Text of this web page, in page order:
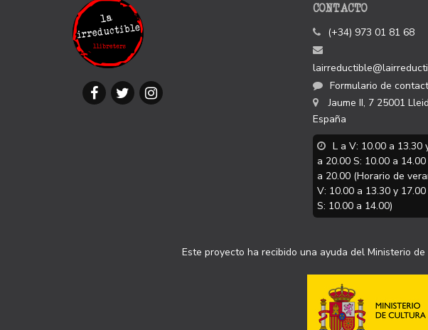
CONTACTO
(+34) 973 01 81 68
Formulario de
Jaume II, 7 25001
España
L a V: 10.00 a 13.30
a 20.00 S: 10.00 a
a 20.00 (Horario de
V: 10.00 a 13.30 y
S: 10.00 a 14.00)
Este proyecto ha recibido una ayuda del Ministerio